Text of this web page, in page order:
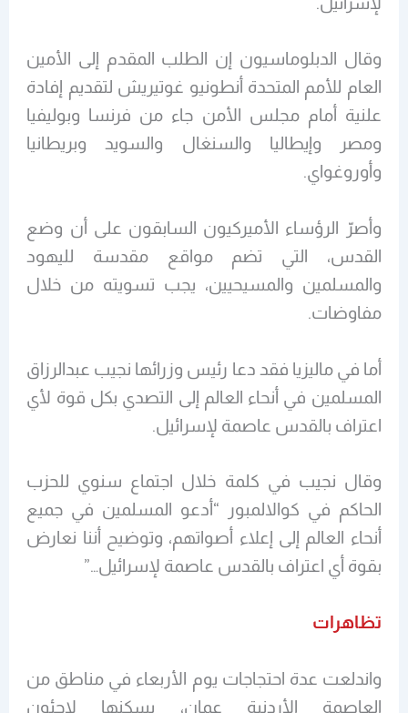
وقال الدبلوماسيون إن الطلب المقدم إلى الأمين
العام للأمم المتحدة أنطونيو غوتيريش لتقديم إفادة
علنية أمام مجلس الأمن جاء من فرنسا وبوليفيا
ومصر وإيطاليا والسنغال والسويد وبريطانيا
وأوروغواي.
وأصرّ الرؤساء الأميركيون السابقون على أن وضع
القدس، التي تضم مواقع مقدسة لليهود
والمسلمين والمسيحيين، يجب تسويته من خلال
مفاوضات.
أما في ماليزيا فقد دعا رئيس وزرائها نجيب عبدالرزاق
المسلمين في أنحاء العالم إلى التصدي بكل قوة لأي
اعتراف بالقدس عاصمة لإسرائيل.
وقال نجيب في كلمة خلال اجتماع سنوي للحزب
الحاكم في كوالالمبور “أدعو المسلمين في جميع
أنحاء العالم إلى إعلاء أصواتهم، وتوضيح أننا نعارض
بقوة أي اعتراف بالقدس عاصمة لإسرائيل…”
تظاهرات
واندلعت عدة احتجاجات يوم الأربعاء في مناطق من
العاصمة الأردنية عمان، يسكنها لاجئون